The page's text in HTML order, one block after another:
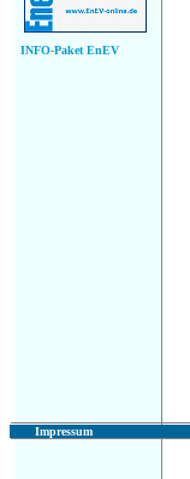
INFO-Paket EnEV
Impressum